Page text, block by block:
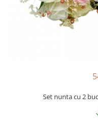
Set nunta cu 2